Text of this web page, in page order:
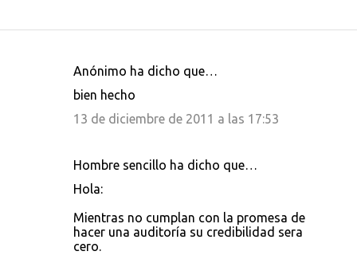
Anónimo ha dicho que…
bien hecho
13 de diciembre de 2011 a las 17:53
Hombre sencillo ha dicho que…
Hola:
Mientras no cumplan con la promesa de
hacer una auditoría su credibilidad sera
cero.